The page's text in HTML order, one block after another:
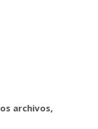
archivos,